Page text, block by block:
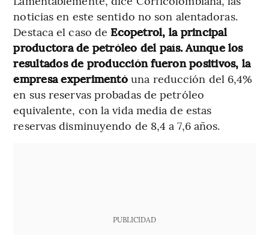
noticias en este sentido no son alentadoras.
Destaca el caso de Ecopetrol, la principal
productora de petróleo del país. Aunque los
resultados de producción fueron positivos, la
empresa experimentóuna reducción del 6,4%
en sus reservas probadas de petróleo
equivalente, con la vida media de estas
reservas disminuyendo de 8,4 a 7,6 años.
PUBLICIDAD